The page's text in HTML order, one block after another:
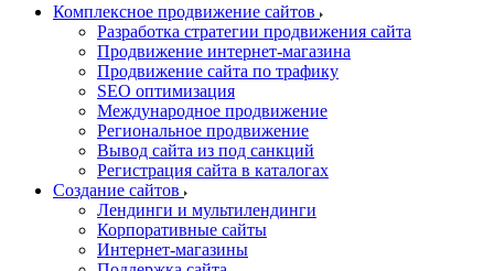
Комплексное продвижение сайтов
Разработка стратегии продвижения сайта
Продвижение интернет-магазина
Продвижение сайта по трафику
SEO оптимизация
Международное продвижение
Региональное продвижение
Вывод сайта из под санкций
Регистрация сайта в каталогах
Создание сайтов
Лендинги и мультилендинги
Корпоративные сайты
Интернет-магазины